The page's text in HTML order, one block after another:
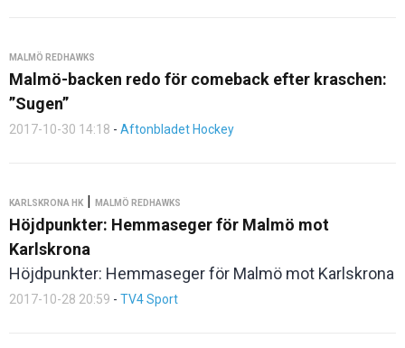
MALMÖ REDHAWKS
Malmö-backen redo för comeback efter kraschen:
”Sugen”
2017-10-30 14:18 - Aftonbladet Hockey
KARLSKRONA HK | MALMÖ REDHAWKS
Höjdpunkter: Hemmaseger för Malmö mot
Karlskrona
Höjdpunkter: Hemmaseger för Malmö mot Karlskrona
2017-10-28 20:59 - TV4 Sport